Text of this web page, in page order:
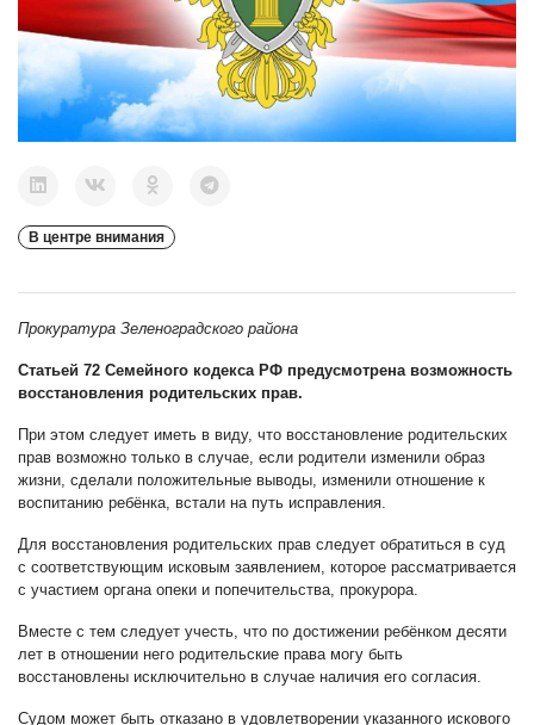
В центре внимания
Прокуратура Зеленоградского района
Статьей 72 Семейного кодекса РФ предусмотрена возможность
восстановления родительских прав.
При этом следует иметь в виду, что восстановление родительских
прав возможно только в случае, если родители изменили образ
жизни, сделали положительные выводы, изменили отношение к
воспитанию ребёнка, встали на путь исправления.
Для восстановления родительских прав следует обратиться в суд
с соответствующим исковым заявлением, которое рассматривается
с участием органа опеки и попечительства, прокурора.
Вместе с тем следует учесть, что по достижении ребёнком десяти
лет в отношении него родительские права могу быть
восстановлены исключительно в случае наличия его согласия.
Судом может быть отказано в удовлетворении указанного искового